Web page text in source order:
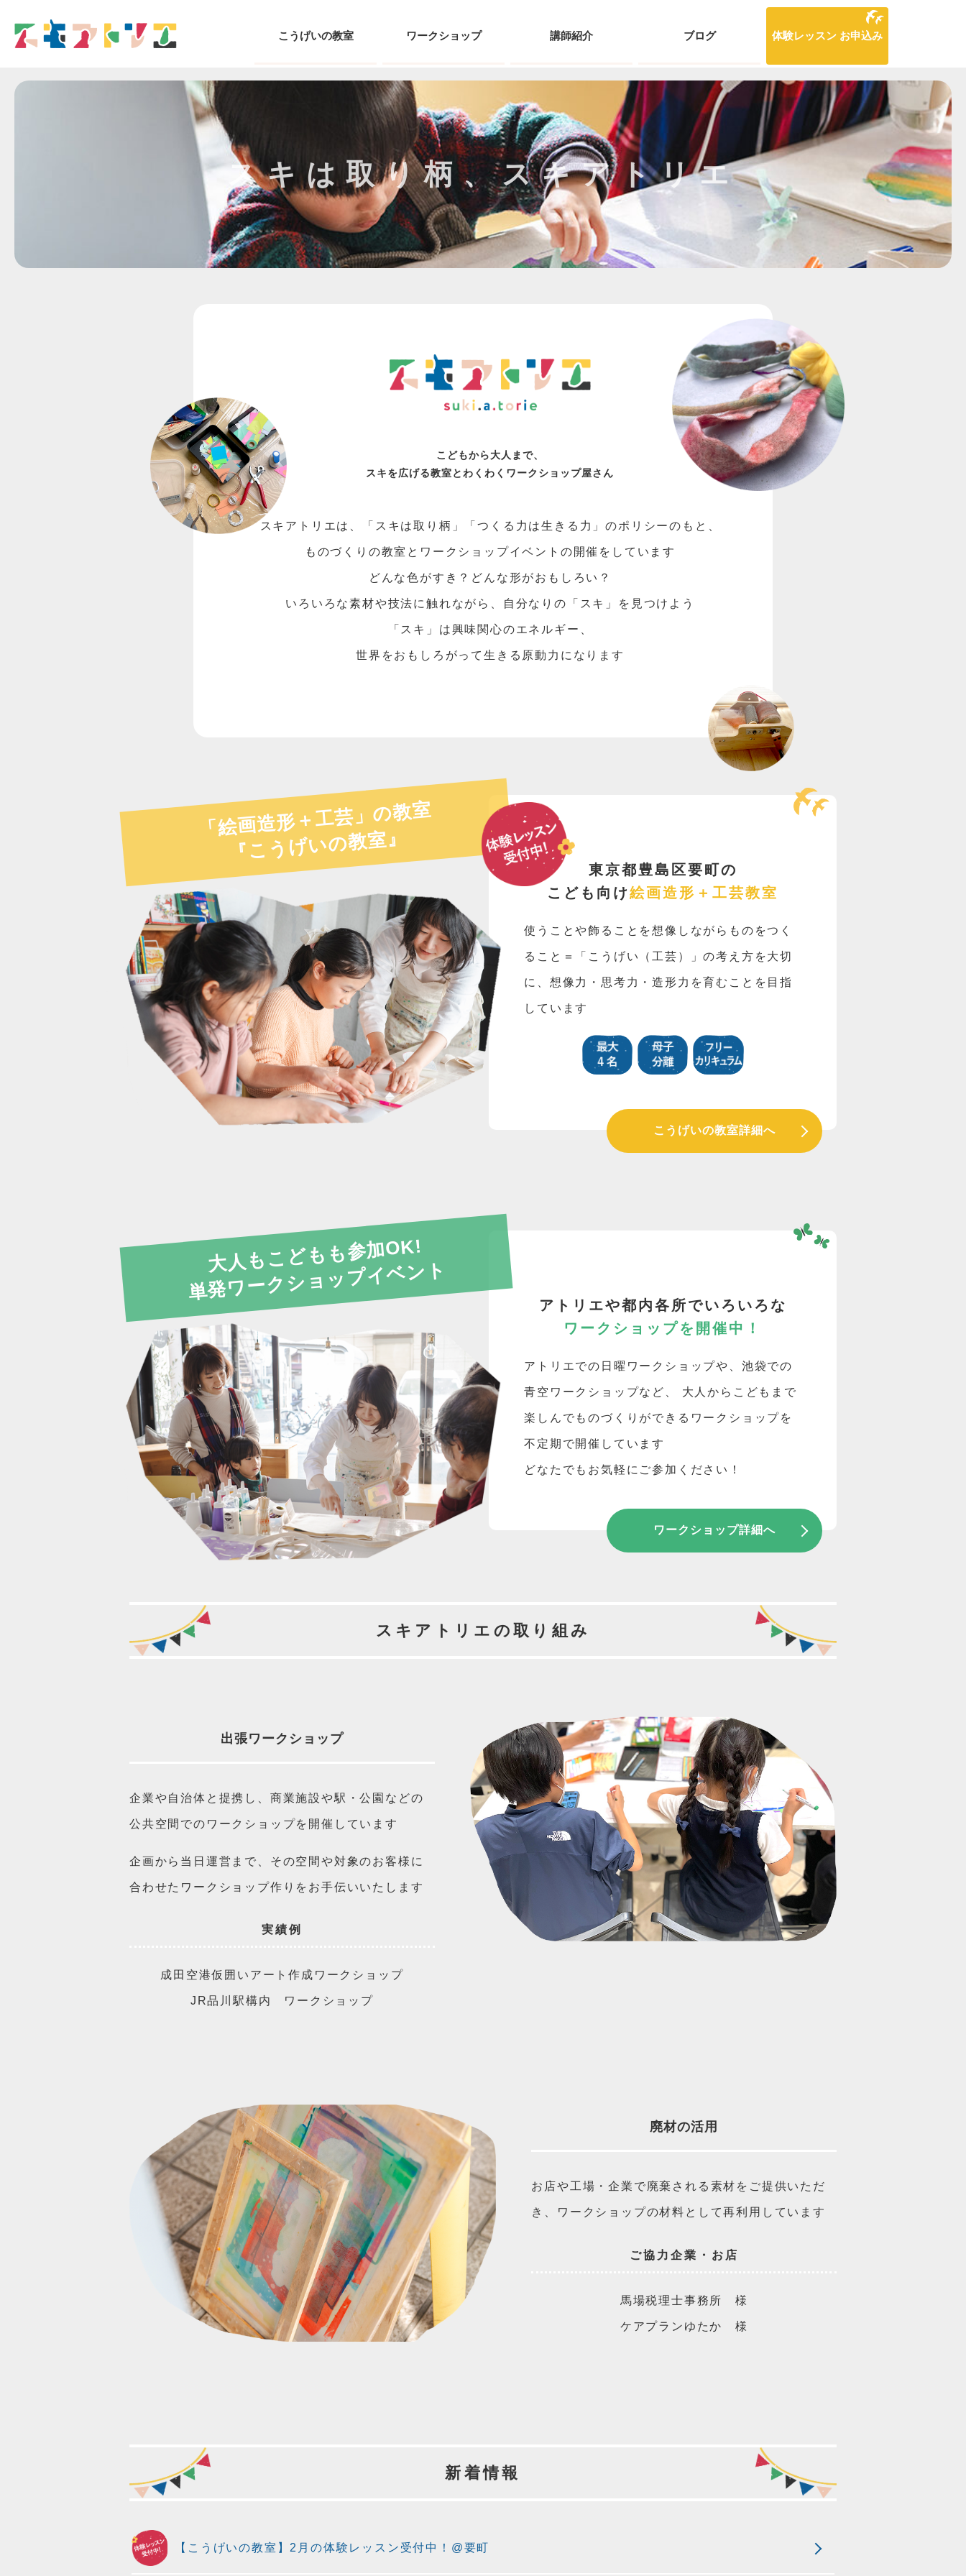
こうげいの教室 ワークショップ 講師紹介 ブログ 体験レッスン お申込み
スキは取り柄、スキアトリエ
こどもから大人まで、
スキを広げる教室と わくわくワークショップ屋さん
スキアトリエは、「スキは取り柄」「つくる力は生きる力」のポリシーのもと、
ものづくりの教室とワークショップイベントの開催をしています
どんな色がすき？どんな形がおもしろい？
いろいろな素材や技法に触れながら、自分なりの「スキ」を見つけよう
「スキ」は興味関心のエネルギー、
世界をおもしろがって生きる原動力になります
「絵画造形＋工芸」の教室
『こうげいの教室』
東京都豊島区要町の
こども向け絵画造形＋工芸教室
使うことや飾ることを想像しながらものをつく
ること＝「こうげい（工芸）」の考え方を大切
に、想像力・思考力・造形力を育むことを目指
しています
こうげいの教室詳細へ
大人もこどもも参加OK!
単発ワークショップイベント
アトリエや都内各所でいろいろな
ワークショップを開催中！
アトリエでの日曜ワークショップや、池袋での
青空ワークショップなど、 大人からこどもまで
楽しんでものづくりができるワークショップを
不定期で開催しています
どなたでもお気軽にご参加ください！
ワークショップ詳細へ
スキアトリエの取り組み
出張ワークショップ
企業や自治体と提携し、商業施設や駅・公園などの
公共空間でのワークショップを開催しています
企画から当日運営まで、その空間や対象のお客様に
合わせたワークショップ作りをお手伝いいたします
実績例
成田空港仮囲いアート作成ワークショップ
JR品川駅構内 ワークショップ
廃材の活用
お店や工場・企業で廃棄される素材をご提供いただ
き、ワークショップの材料として再利用しています
ご協力企業・お店
馬場税理士事務所 様
ケアプランゆたか 様
新着情報
【こうげいの教室】2月の体験レッスン受付中！@要町